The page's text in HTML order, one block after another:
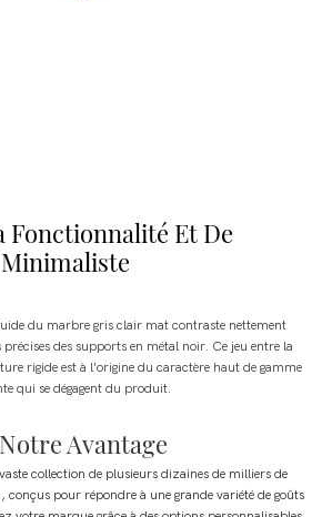
Fonctionnalité Et De
du marbre gris clair mat contraste nettement
précises des supports en métal noir. Ce jeu entre la
rigide est à l'origine du caractère haut de gamme
qui se dégagent du produit.
Notre Avantage
collection de plusieurs dizaines de milliers de
pour répondre à une grande variété de goûts